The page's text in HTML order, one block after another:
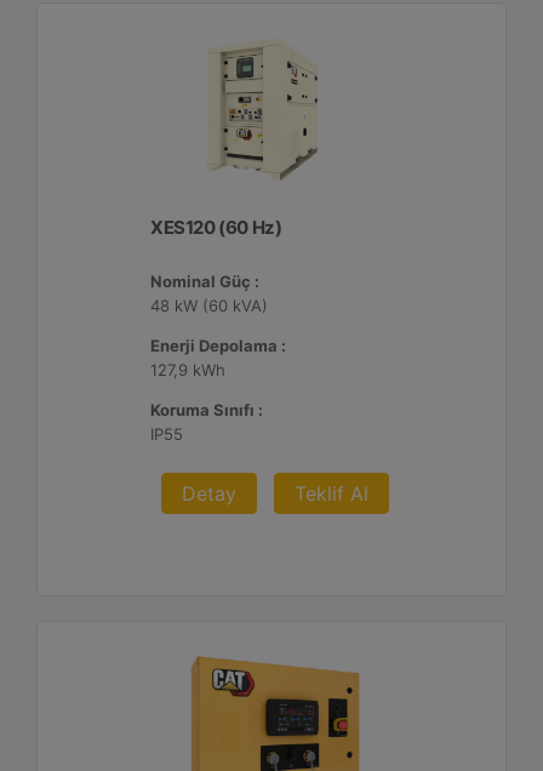
XES120 (60 Hz)
Nominal Güç :
48 kW (60 kVA)
Enerji Depolama :
127,9 kWh
Koruma Sınıfı :
IP55
Detay Teklif Al